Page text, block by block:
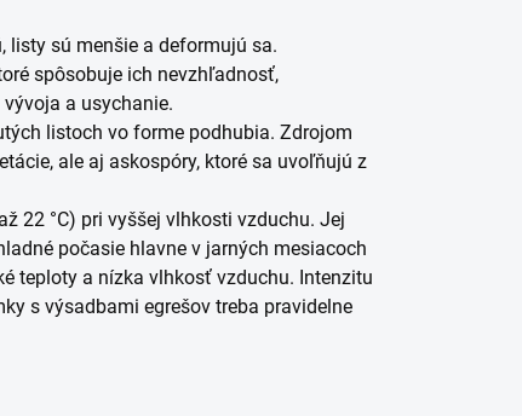
listy sú menšie a deformujú sa.
spôsobuje ich nevzhľadnosť,
a usychanie.
listoch vo forme podhubia. Zdrojom
ale aj askospóry, ktoré sa uvoľňujú z
22 °C) pri vyššej vlhkosti vzduchu. Jej
počasie hlavne v jarných mesiacoch
teploty a nízka vlhkosť vzduchu. Intenzitu
s výsadbami egrešov treba pravidelne